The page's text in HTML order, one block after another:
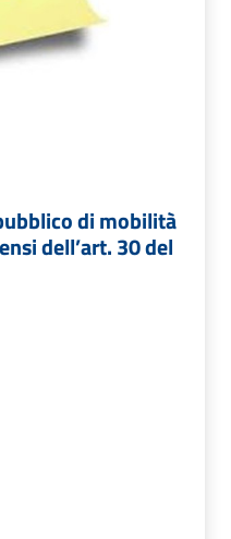
di mobilità
dell’art. 30 del